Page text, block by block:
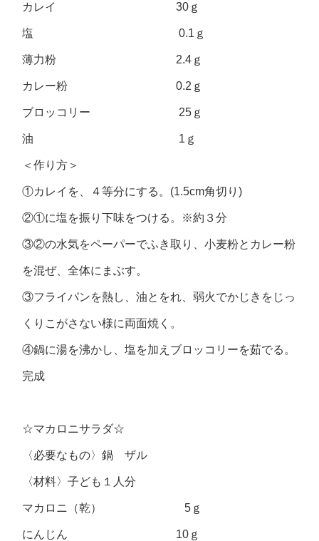
カレイ 30ｇ
塩 0.1ｇ
薄力粉 2.4ｇ
カレー粉 0.2ｇ
ブロッコリー 25ｇ
油 1ｇ
＜作り方＞
①カレイを、４等分にする。(1.5cm角切り)
②①に塩を振り下味をつける。※約３分
③②の水気をペーパーでふき取り、小麦粉とカレー粉
を混ぜ、全体にまぶす。
③フライパンを熱し、油とをれ、弱火でかじきをじっ
くりこがさない様に両面焼く。
④鍋に湯を沸かし、塩を加えブロッコリーを茹でる。
完成
☆マカロニサラダ☆
〈必要なもの〉鍋 ザル
〈材料〉子ども１人分
マカロニ（乾） 5ｇ
にんじん 10ｇ